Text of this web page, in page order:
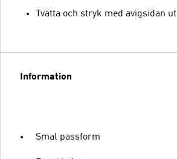
Tvätta och stryk med avigsidan ut
Information
Smal passform